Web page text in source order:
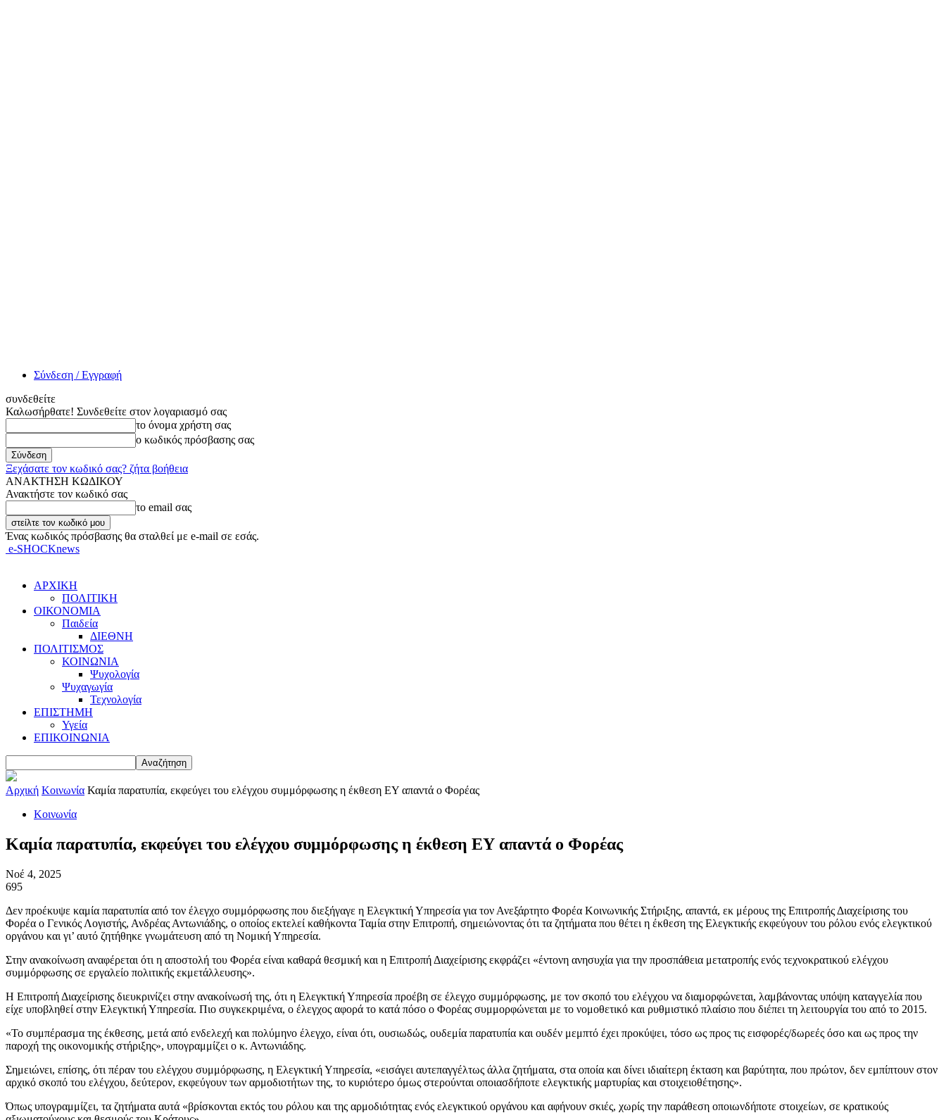
Σύνδεση / Εγγραφή
συνδεθείτε
Καλωσήρθατε! Συνδεθείτε στον λογαριασμό σας
το όνομα χρήστη σας
ο κωδικός πρόσβασης σας
Ξεχάσατε τον κωδικό σας? ζήτα βοήθεια
ΑΝΑΚΤΗΣΗ ΚΩΔΙΚΟΥ
Ανακτήστε τον κωδικό σας
το email σας
Ένας κωδικός πρόσβασης θα σταλθεί με e-mail σε εσάς.
e-SHOCKnews
ΑΡΧΙΚΗ
ΠΟΛΙΤΙΚΗ
ΟΙΚΟΝΟΜΙΑ
Παιδεία
ΔΙΕΘΝΗ
ΠΟΛΙΤΙΣΜΟΣ
ΚΟΙΝΩΝΙΑ
Ψυχολογία
Ψυχαγωγία
Τεχνολογία
ΕΠΙΣΤΗΜΗ
Υγεία
ΕΠΙΚΟΙΝΩΝΙΑ
Αρχική Κοινωνία Καμία παρατυπία, εκφεύγει του ελέγχου συμμόρφωσης η έκθεση ΕΥ απαντά ο Φορέας
Κοινωνία
Καμία παρατυπία, εκφεύγει του ελέγχου συμμόρφωσης η έκθεση ΕΥ απαντά ο Φορέας
Νοέ 4, 2025
695
Δεν προέκυψε καμία παρατυπία από τον έλεγχο συμμόρφωσης που διεξήγαγε η Ελεγκτική Υπηρεσία για τον Ανεξάρτητο Φορέα Κοινωνικής Στήριξης, απαντά, εκ μέρους της Επιτροπής Διαχείρισης του
Φορέα ο Γενικός Λογιστής, Ανδρέας Αντωνιάδης, ο οποίος εκτελεί καθήκοντα Ταμία στην Επιτροπή, σημειώνοντας ότι τα ζητήματα που θέτει η έκθεση της Ελεγκτικής εκφεύγουν του ρόλου ενός ελεγκτικού
οργάνου και γι’ αυτό ζητήθηκε γνωμάτευση από τη Νομική Υπηρεσία.
Στην ανακοίνωση αναφέρεται ότι η αποστολή του Φορέα είναι καθαρά θεσμική και η Επιτροπή Διαχείρισης εκφράζει «έντονη ανησυχία για την προσπάθεια μετατροπής ενός τεχνοκρατικού ελέγχου
συμμόρφωσης σε εργαλείο πολιτικής εκμετάλλευσης».
Η Επιτροπή Διαχείρισης διευκρινίζει στην ανακοίνωσή της, ότι η Ελεγκτική Υπηρεσία προέβη σε έλεγχο συμμόρφωσης, με τον σκοπό του ελέγχου να διαμορφώνεται, λαμβάνοντας υπόψη καταγγελία που
είχε υποβληθεί στην Ελεγκτική Υπηρεσία. Πιο συγκεκριμένα, ο έλεγχος αφορά το κατά πόσο ο Φορέας συμμορφώνεται με το νομοθετικό και ρυθμιστικό πλαίσιο που διέπει τη λειτουργία του από το 2015.
«Το συμπέρασμα της έκθεσης, μετά από ενδελεχή και πολύμηνο έλεγχο, είναι ότι, ουσιωδώς, ουδεμία παρατυπία και ουδέν μεμπτό έχει προκύψει, τόσο ως προς τις εισφορές/δωρεές όσο και ως προς την
παροχή της οικονομικής στήριξης», υπογραμμίζει ο κ. Αντωνιάδης.
Σημειώνει, επίσης, ότι πέραν του ελέγχου συμμόρφωσης, η Ελεγκτική Υπηρεσία, «εισάγει αυτεπαγγέλτως άλλα ζητήματα, στα οποία και δίνει ιδιαίτερη έκταση και βαρύτητα, που πρώτον, δεν εμπίπτουν στον
αρχικό σκοπό του ελέγχου, δεύτερον, εκφεύγουν των αρμοδιοτήτων της, το κυριότερο όμως στερούνται οποιασδήποτε ελεγκτικής μαρτυρίας και στοιχειοθέτησης».
Όπως υπογραμμίζει, τα ζητήματα αυτά «βρίσκονται εκτός του ρόλου και της αρμοδιότητας ενός ελεγκτικού οργάνου και αφήνουν σκιές, χωρίς την παράθεση οποιωνδήποτε στοιχείων, σε κρατικούς